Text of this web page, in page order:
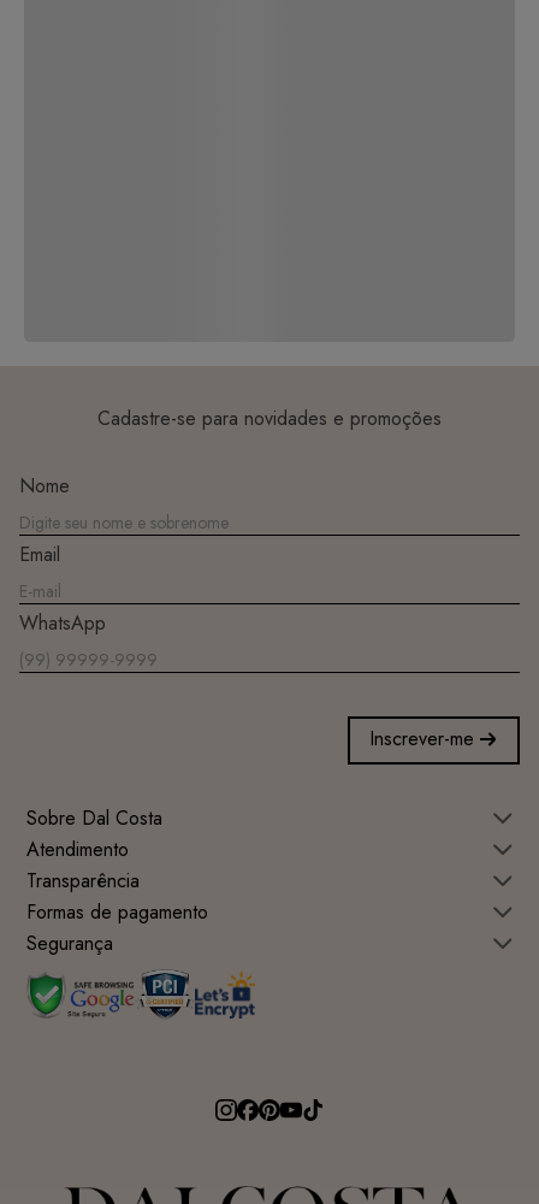
Cadastre-se para novidades e promoções
Nome
Email
WhatsApp
Inscrever-me
Sobre Dal Costa
Atendimento
Transparência
Formas de pagamento
Segurança